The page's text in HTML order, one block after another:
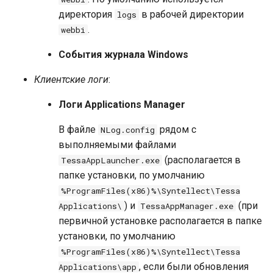
директория logs в рабочей директории
webbi .
События журнала Windows
Клиентские логи:
Логи Applications Manager
В файле NLog.config рядом с
выполняемыми файлами
TessaAppLauncher.exe (располагается в
папке установки, по умолчанию
%ProgramFiles(x86)%\Syntellect\Tessa
Applications\ ) и TessaAppManager.exe (при
первичной установке располагается в папке
установки, по умолчанию
%ProgramFiles(x86)%\Syntellect\Tessa
Applications\app , если были обновления